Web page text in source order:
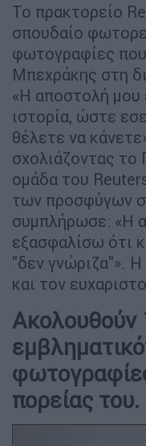
Το πρακτορείο
σπουδαίο
φωτογραφίες
Μπεχράκης στη
«Η αποστολή μου
ιστορία, ώστε
θέλετε να
σχολιάζοντας το
ομάδα του
των προσφύγων
συμπλήρωσε: «Η
εξασφαλίσω ότι
"δεν γνώριζα"».
και τον
Ακολουθούν
πορείας του.